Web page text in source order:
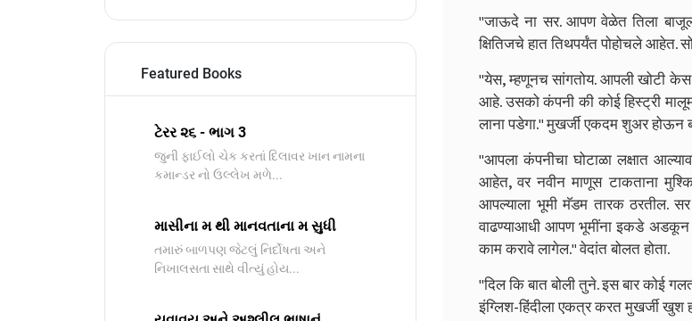
Featured Books
ટેરર ૨૬ - ભાગ 3
જુની ફાઈલો ચેક કરતાં દિલાવર ખાન નામના
કમાન્ડર નો ઉલ્લેખ મળે...
માસીના મ થી માનવતાના મ સુધી
તમારું બાળપણ જેટલું નિર્દોષતા અને
નિખાલસતા સાથે વીત્યું હોય...
''जाऊदे ना सर. आपण वेळेत तिला
क्षितिजचे हात तिथपर्यंत पोहोचले आहेत.
''येस, म्हणूनच सांगतोय. आपली खोटी
आहे. उसको कंपनी की कोई हिस्ट्री
लाना पडेगा.'' मुखर्जी एकदम शुअर होऊन
''आपला कंपनीचा घोटाळा लक्षात
आहेत, वर नवीन माणूस टाकताना
आपल्याला भूमी मॅडम तारक ठरतील.
वाढण्याआधी आपण भूमींना इकडे अडकून
काम करावे लागेल.'' वेदांत बोलत होता.
''दिल कि बात बोली तुने. इस बार कोई
इंग्लिश-हिंदीला एकत्र करत मुखर्जी